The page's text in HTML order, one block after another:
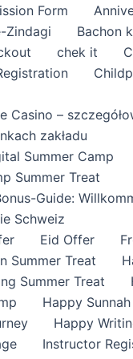
Form
Zindagi
Bachon
chek it
Casino –
zakładu
Summer Camp
Summer Treat
Guide:
Schweiz
Eid Offer
Summer Treat
Summer Treat
Happy
Happy
Instructor